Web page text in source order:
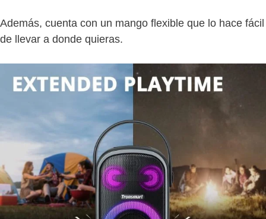
Además, cuenta con un mango flexible que lo hace fácil
de llevar a donde quieras.